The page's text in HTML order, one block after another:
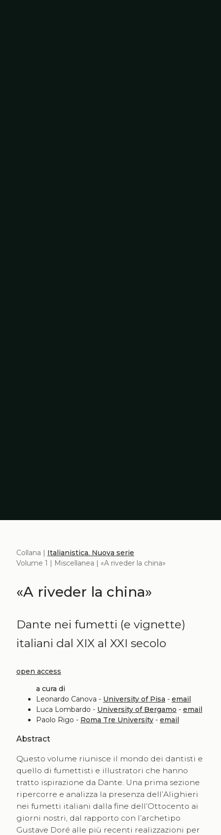
Collana | Italianistica. Nuova serie
Volume 1 | Miscellanea | «A riveder la china»
«A riveder la china»
Dante nei fumetti (e vignette)
italiani dal XIX al XXI secolo
open access
a cura di
Leonardo Canova - University of Pisa - email
Luca Lombardo - University of Bergamo - email
Paolo Rigo - Roma Tre University- email
Abstract
Questo volume riunisce il mondo dei dantisti e
quello di fumettisti e illustratori che hanno
tratto ispirazione da Dante. Una prima sezione
ripercorre e analizza la presenza dell’Alighieri
nei fumetti italiani dalla fine dell’Ottocento ai
giorni nostri, dal rapporto con l’archetipo
Gustave Doré alle più recenti realizzazioni per